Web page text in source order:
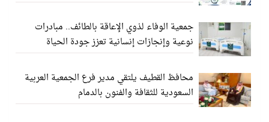
جمعية الوفاء لذوي الإعاقة بالطائف.. مبادرات
نوعية وإنجازات إنسانية تعزز جودة الحياة
محافظ القطيف يلتقي مدير فرع الجمعية العربية
السعودية للثقافة والفنون بالدمام